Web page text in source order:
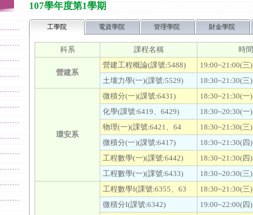
107學年度第1學期
工學院 電資學院 管理學院 財金學院
科系 課程名稱 時間
營建系
營建工程概論(課號:5488) 19:00~21:00(三)
土壤力學(一)(課號:5529)
18:30~21:30(三)
環安系
微積分(一)(課號:6431) 18:30~21:30(一)
化學(課號:6419、6429)
18:30~20:30(一)
物理(一)(課號:6421、64
18:30~21:30(三)
微積分(一)(課號:6417)
18:30~21:30(四)
工程數學(一)(課號:6442)
18:30~21:30(四)
工程數學(一)(課號:6433)
18:30~20:30(三)
工程數學I(課號:6355、63 18:30~21:30(三)
微積分I(課號:6342)
19:00~22:00(四)